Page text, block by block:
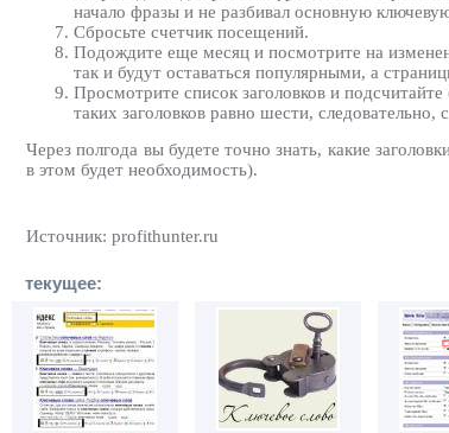
начало фразы и не разбивал основную
Сбросьте счетчик посещений.
Подождите еще месяц и посмотрите на
так и будут оставаться популярными, а
Просмотрите список заголовков и
таких заголовков равно шести,
Через полгода вы будете точно знать, какие
в этом будет необходимость).
Источник: profithunter.ru
текущее: